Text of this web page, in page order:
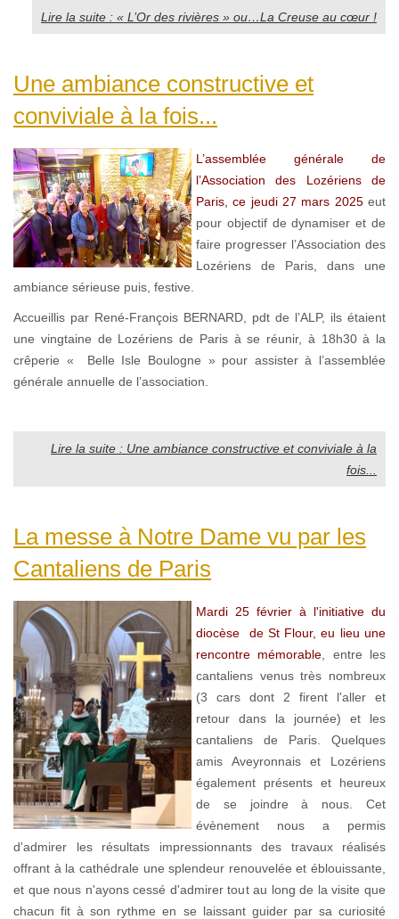
Lire la suite : « L’Or des rivières » ou…La Creuse au cœur !
Une ambiance constructive et
conviviale à la fois...
L’assemblée générale de
l’Association des Lozériens de
Paris, ce jeudi 27 mars 2025eut
pour objectif de dynamiser et de
faire progresser l’Association des
Lozériens de Paris, dans une
ambiance sérieuse puis, festive.
Accueillis par René-François BERNARD, pdt de l’ALP, ils étaient
une vingtaine de Lozériens de Paris à se réunir, à 18h30 à la
crêperie « Belle Isle Boulogne » pour assister à l’assemblée
générale annuelle de l’association.
Lire la suite : Une ambiance constructive et conviviale à la
fois...
La messe à Notre Dame vu par les
Cantaliens de Paris
Mardi 25 février à l'initiative du
diocèse de St Flour, eu lieu une
rencontre mémorable , entre les
cantaliens venus très nombreux
(3 cars dont 2 firent l'aller et
retour dans la journée) et les
cantaliens de Paris. Quelques
amis Aveyronnais et Lozériens
également présents et heureux
de se joindre à nous. Cet
évènement nous a permis
d'admirer les résultats impressionnants des travaux réalisés
offrant à la cathédrale une splendeur renouvelée et éblouissante,
et que nous n'ayons cessé d'admirer tout au long de la visite que
chacun fit à son rythme en se laissant guider par sa curiosité